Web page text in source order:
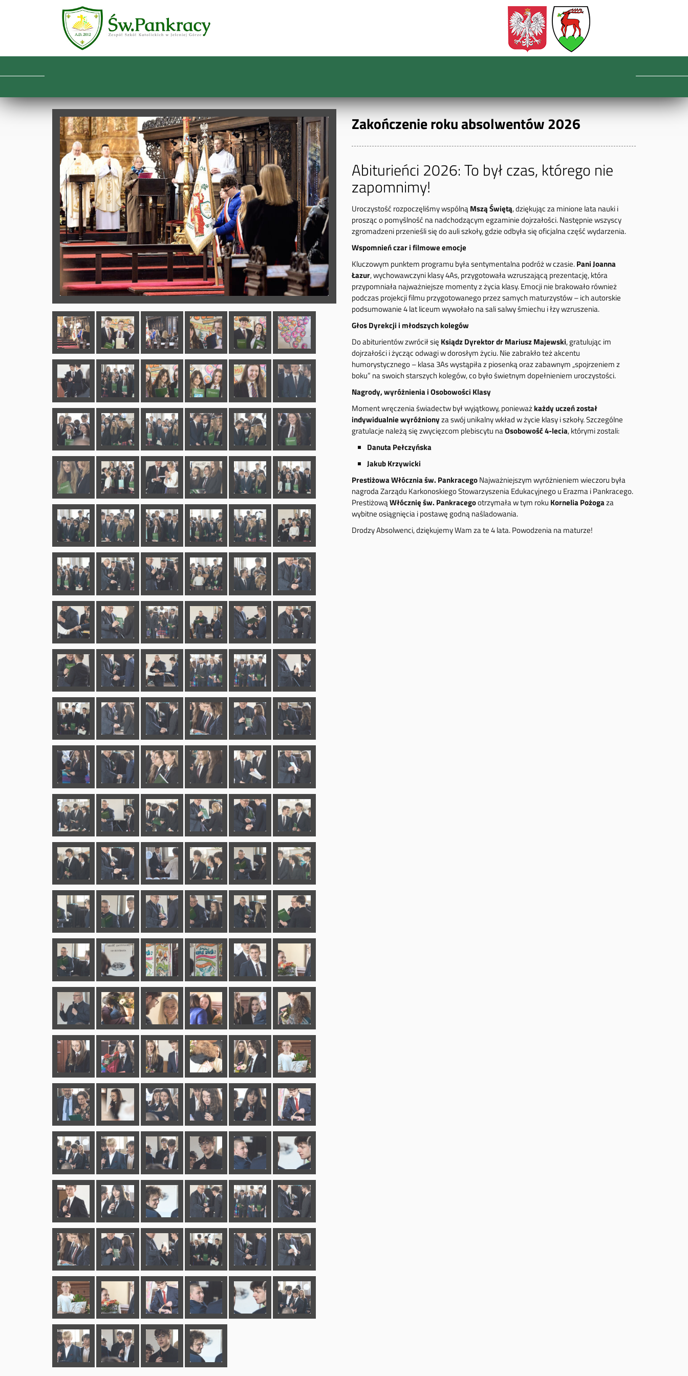
Zakończenie roku absolwentów 2026
Abiturieńci 2026: To był czas, którego nie
zapomnimy!
Uroczystość rozpoczęliśmy wspólnąMszą Świętą, dziękując za minione lata nauki i
prosząc o pomyślność na nadchodzącym egzaminie dojrzałości. Następnie wszyscy
zgromadzeni przenieśli się do auli szkoły, gdzie odbyła się oficjalna część wydarzenia.
Wspomnień czar i filmowe emocje
Kluczowym punktem programu była sentymentalna podróż w czasie.Pani Joanna
Łazur, wychowawczyni klasy 4As, przygotowała wzruszającą prezentację, która
przypomniała najważniejsze momenty z życia klasy. Emocji nie brakowało również
podczas projekcji filmu przygotowanego przez samych maturzystów – ich autorskie
podsumowanie 4 lat liceum wywołało na sali salwy śmiechu i łzy wzruszenia.
Głos Dyrekcji i młodszych kolegów
Do abiturientów zwrócił się Ksiądz Dyrektor dr Mariusz Majewski, gratulując im
dojrzałości i życząc odwagi w dorosłym życiu. Nie zabrakło też akcentu
humorystycznego – klasa 3As wystąpiła z piosenką oraz zabawnym „spojrzeniem z
boku” na swoich starszych kolegów, co było świetnym dopełnieniem uroczystości.
Nagrody, wyróżnienia i Osobowości Klasy
Moment wręczenia świadectw był wyjątkowy, ponieważkażdy uczeń został
indywidualnie wyróżnionyza swój unikalny wkład w życie klasy i szkoły. Szczególne
gratulacje należą się zwycięzcom plebiscytu naOsobowość 4-lecia, którymi zostali:
Danuta Pełczyńska
Jakub Krzywicki
Prestiżowa Włócznia św. PankracegoNajważniejszym wyróżnieniem wieczoru była
nagroda Zarządu Karkonoskiego Stowarzyszenia Edukacyjnego u Erazma i Pankracego.
PrestiżowąWłócznię św. Pankracegootrzymała w tym roku Kornelia Pożogaza
wybitne osiągnięcia i postawę godną naśladowania.
Drodzy Absolwenci, dziękujemy Wam za te 4 lata. Powodzenia na maturze!